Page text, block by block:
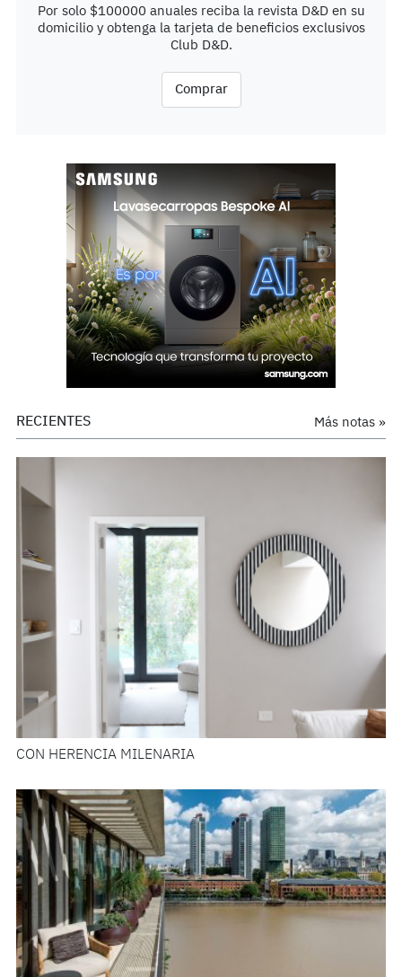
Por solo $100000 anuales reciba la revista D&D en su
domicilio y obtenga la tarjeta de beneficios exclusivos
Club D&D.
Comprar
Más notas »
RECIENTES
CON HERENCIA MILENARIA